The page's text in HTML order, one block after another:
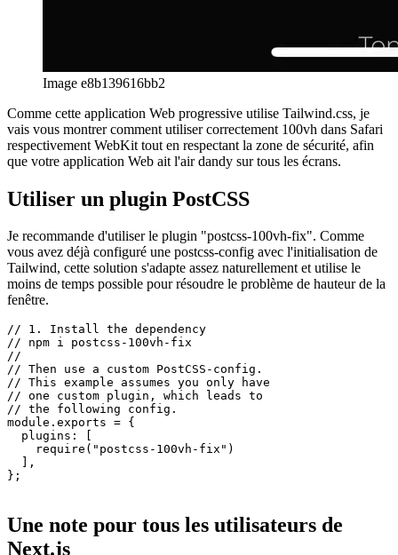
Image e8b139616bb2
vais vous montrer comment utiliser correctement 100vh dans Safari
que votre application Web ait l'air dandy sur tous les écrans.
Utiliser un plugin PostCSS
Je recommande d'utiliser le plugin "postcss-100vh-fix". Comme
vous avez déjà configuré une postcss-config avec l'initialisation de
Tailwind, cette solution s'adapte assez naturellement et utilise le
moins de temps possible pour résoudre le problème de hauteur de la
fenêtre.
// 1. Install the dependency
// npm i postcss-100vh-fix
//
// Then use a custom PostCSS-config.
// This example assumes you only have
// one custom plugin, which leads to
// the following config.
    require("postcss-100vh-fix")
  ],
};